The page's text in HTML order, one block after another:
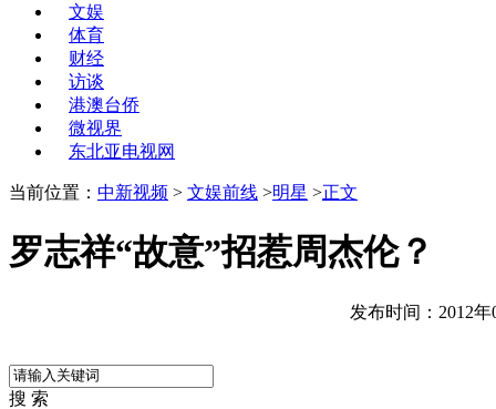
文娱
体育
财经
访谈
港澳台侨
微视界
东北亚电视网
当前位置： 中新视频 > 文娱前线 >明星 >正文
罗志祥“故意”招惹周杰伦？
发布时间：2012年
搜 索